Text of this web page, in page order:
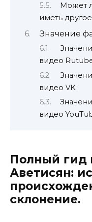
Может
иметь
Значение
видео
видео VK
видео
Полный гид
Аветисян:
склонение.